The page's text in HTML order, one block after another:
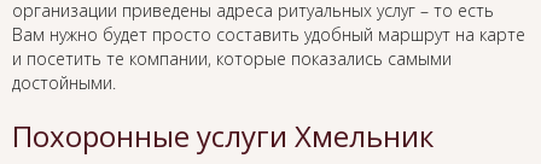
организации приведены адреса ритуальных услуг – то есть
Вам нужно будет просто составить удобный маршрут на карте
и посетить те компании, которые показались самыми
достойными.
Похоронные услуги Хмельник